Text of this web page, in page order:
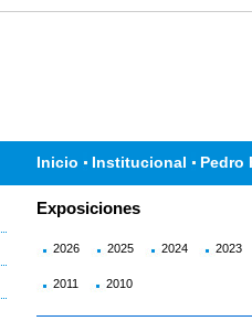
Inicio Institucional Pedro
Exposiciones
2026 2025 2024 2023
2011 2010